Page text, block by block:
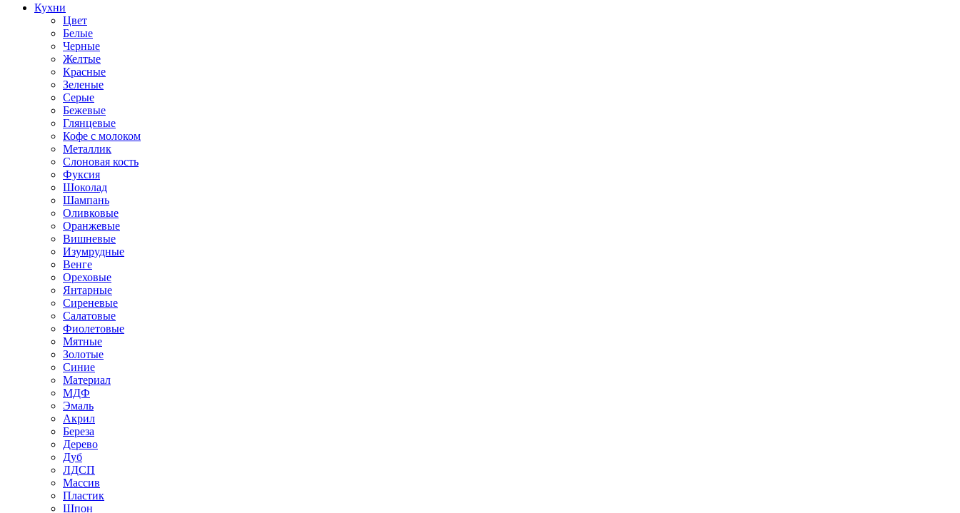
Кухни
Цвет
Белые
Черные
Желтые
Красные
Зеленые
Серые
Бежевые
Глянцевые
Кофе с молоком
Металлик
Слоновая кость
Фуксия
Шоколад
Шампань
Оливковые
Оранжевые
Вишневые
Изумрудные
Венге
Ореховые
Янтарные
Сиреневые
Салатовые
Фиолетовые
Мятные
Золотые
Синие
Материал
МДФ
Эмаль
Акрил
Береза
Дерево
Дуб
ЛДСП
Массив
Пластик
Шпон